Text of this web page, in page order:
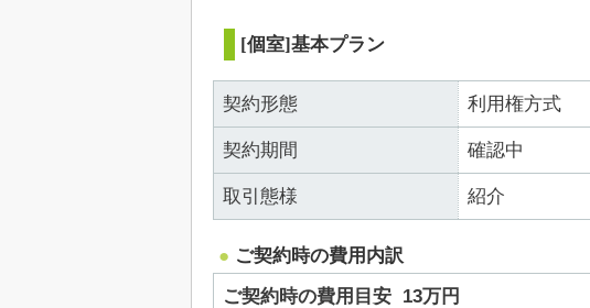
[個室]基本プラン
契約形態 利用権方式
契約期間 確認中
取引態様 紹介
ご契約時の費用内訳
ご契約時の費用目安 13万円